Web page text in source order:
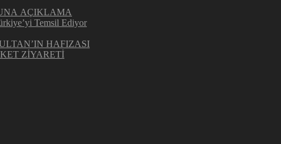
AÇIKLAMA
Temsil Ediyor
HAFIZASI
ZİYARETİ